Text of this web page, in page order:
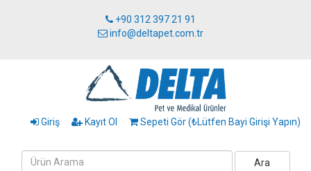
+90 312 397 21 91
info@deltapet.com.tr
Giriş Kayıt Ol Sepeti Gör (₺Lütfen Bayi Girişi Yapın)
Ara